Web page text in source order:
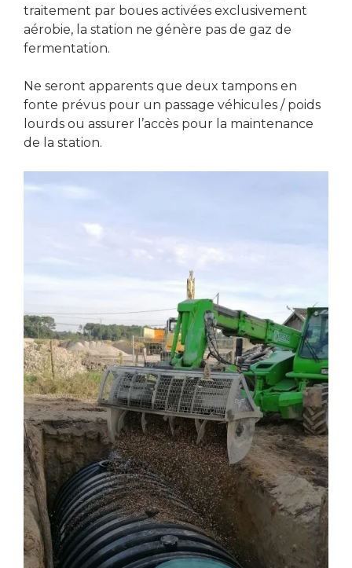
traitement par boues activées exclusivement
aérobie, la station ne génère pas de gaz de
fermentation.
Ne seront apparents que deux tampons en
fonte prévus pour un passage véhicules / poids
lourds ou assurer l’accès pour la maintenance
de la station.